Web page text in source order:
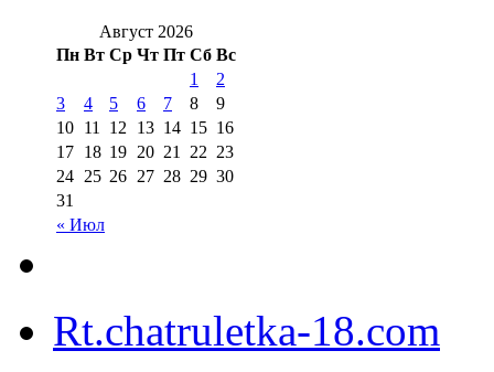
Август 2026
Пн Вт Ср Чт Пт Сб Вс
« Июл
1
2
3
4 5 6 7 8
9
10 11 12 13 14 15 16
17 18 19 20 21 22 23
24 25 26 27 28 29 30
31
Rt.chatruletka-18.com